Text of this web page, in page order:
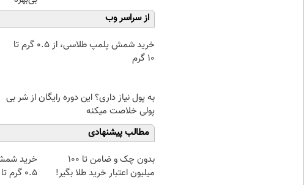
از سراسر وب
خرید شمش پلمپ طلاسی، از ۰.۵ گرم تا
۱۰ گرم
به پول نیاز داری؟ این دوره رایگان از شر بی
پولی خلاصت میکنه
مطالب پیشنهادی
بدون چک و ضامن تا 100
میلیون اعتبار خرید طلا بگیر!
خرید
۰.۵ گرم تا ۱۰ گرم